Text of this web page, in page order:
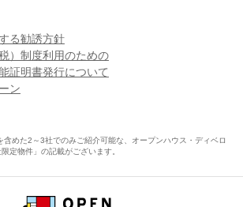
る勧誘方針
）制度利用のための
証明書発行について
ン
めた2～3社でのみご紹介可能な、オープンハウス・ディベロ
定物件」の記載がございます。